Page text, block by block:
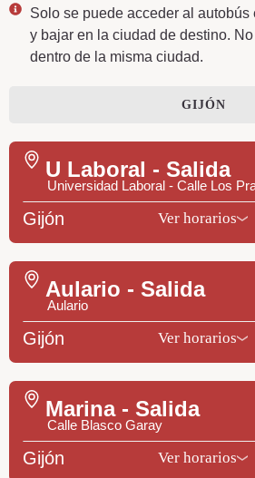
Solo se puede acceder al
y bajar en la ciudad de destino.
dentro de la misma ciudad.
GIJÓN
U Laboral - Salida
Universidad Laboral - Calle Los
Gijón Ver horarios
Aulario - Salida
Aulario
Gijón Ver horarios
Marina - Salida
Calle Blasco Garay
Gijón Ver horarios